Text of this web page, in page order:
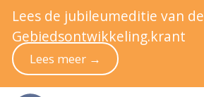
Lees de jubileumeditie van de
Gebiedsontwikkeling.krant
Lees meer →